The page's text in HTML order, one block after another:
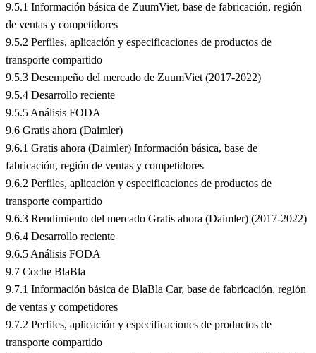
9.5.1 Información básica de ZuumViet, base de fabricación, región
de ventas y competidores
9.5.2 Perfiles, aplicación y especificaciones de productos de
transporte compartido
9.5.3 Desempeño del mercado de ZuumViet (2017-2022)
9.5.4 Desarrollo reciente
9.5.5 Análisis FODA
9.6 Gratis ahora (Daimler)
9.6.1 Gratis ahora (Daimler) Información básica, base de
fabricación, región de ventas y competidores
9.6.2 Perfiles, aplicación y especificaciones de productos de
transporte compartido
9.6.3 Rendimiento del mercado Gratis ahora (Daimler) (2017-2022)
9.6.4 Desarrollo reciente
9.6.5 Análisis FODA
9.7 Coche BlaBla
9.7.1 Información básica de BlaBla Car, base de fabricación, región
de ventas y competidores
9.7.2 Perfiles, aplicación y especificaciones de productos de
transporte compartido